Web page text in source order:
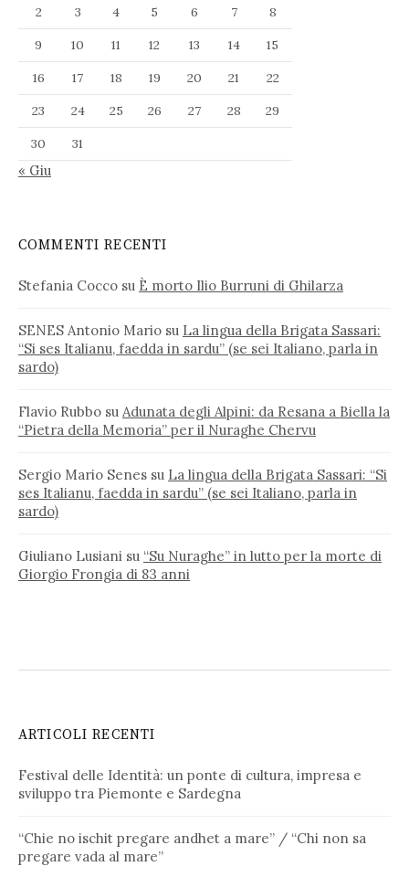
2
3 4 5 6 7
8
9
10 11 12 13 14
15
16
17 18 19 20 21
22
23
24 25 26 27 28
29
30
31
« Giu
COMMENTI RECENTI
Stefania Cocco su È morto Ilio Burruni di Ghilarza
SENES Antonio Mario su La lingua della Brigata Sassari:
“Si ses Italianu, faedda in sardu” (se sei Italiano, parla in
sardo)
Flavio Rubbo su Adunata degli Alpini: da Resana a Biella la
“Pietra della Memoria” per il Nuraghe Chervu
Sergio Mario Senes su La lingua della Brigata Sassari: “Si
ses Italianu, faedda in sardu” (se sei Italiano, parla in
sardo)
Giuliano Lusiani su “Su Nuraghe” in lutto per la morte di
Giorgio Frongia di 83 anni
ARTICOLI RECENTI
Festival delle Identità: un ponte di cultura, impresa e
sviluppo tra Piemonte e Sardegna
“Chie no ischit pregare andhet a mare” / “Chi non sa
pregare vada al mare”